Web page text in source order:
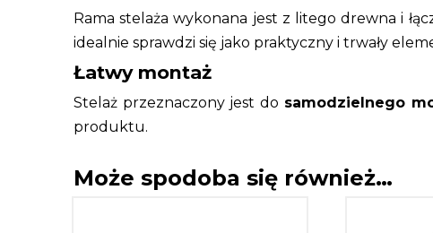
Rama stelaża wykonana jest z litego drewna i
idealnie sprawdzi się jako praktyczny i trwały
Łatwy montaż
Stelaż przeznaczony jest do samodzielnego
produktu.
Może spodoba się również…